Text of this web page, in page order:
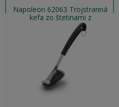
Napoleon 62063 Trojstranná
kefa zo štetinami z
nehrdzavejúcej ocele